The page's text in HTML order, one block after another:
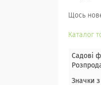
Щось
Каталог
Садові
Значки